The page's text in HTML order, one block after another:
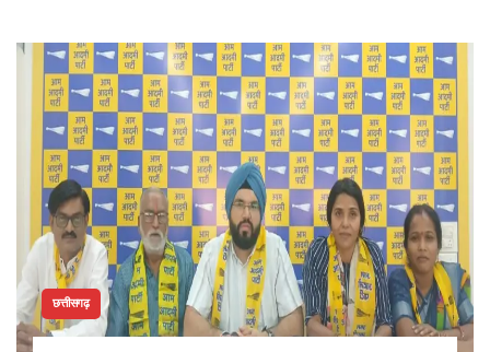
छत्तीसगढ़